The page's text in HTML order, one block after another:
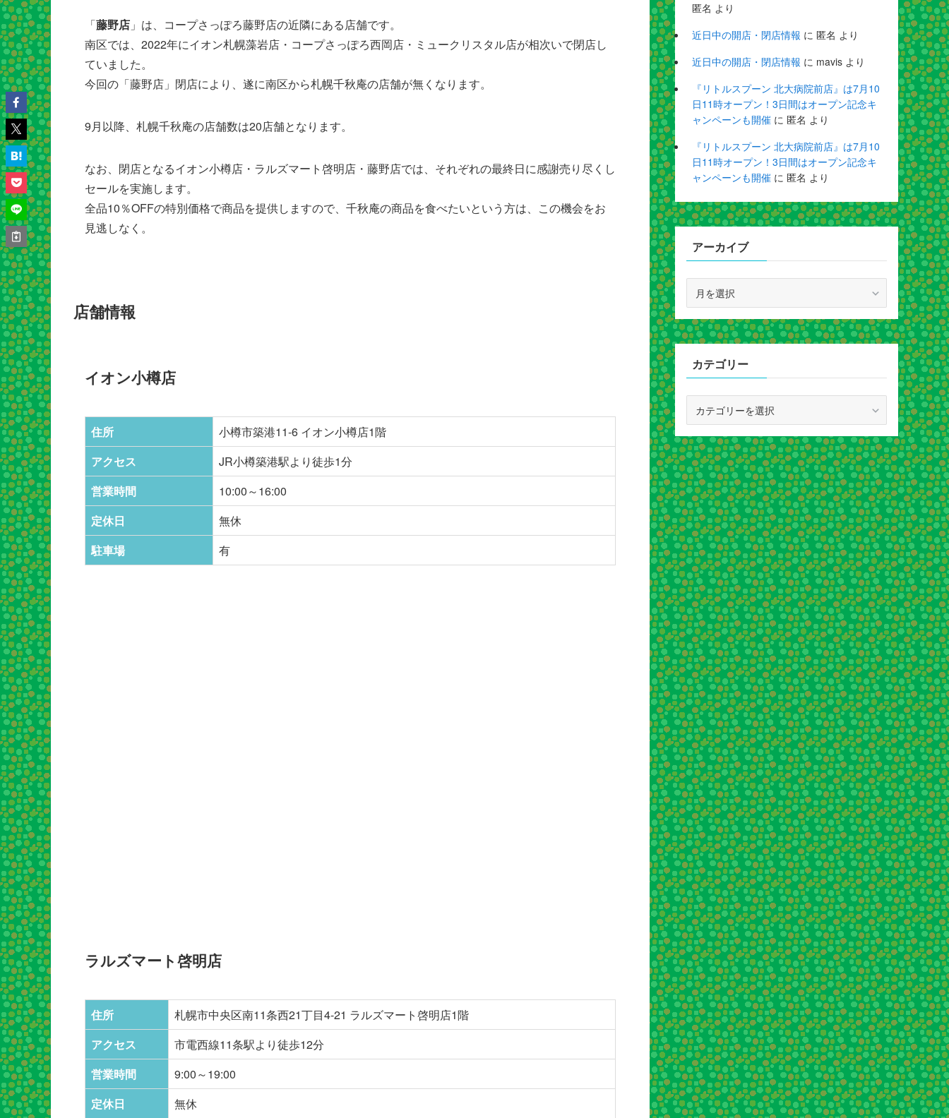
「藤野店 」は、コープさっぽろ藤野店の近隣にある店舗です。
南区では、2022年にイオン札幌藻岩店・コープさっぽろ西岡店・ミュークリスタル店が相次いで閉店し
ていました。
今回の「藤野店」閉店により、遂に南区から札幌千秋庵の店舗が無くなります。
9月以降、札幌千秋庵の店舗数は20店舗となります。
なお、閉店となるイオン小樽店・ラルズマート啓明店・藤野店では、それぞれの最終日に感謝売り尽くし
セールを実施します。
全品10％OFFの特別価格で商品を提供しますので、千秋庵の商品を食べたいという方は、この機会をお
見逃しなく。
店舗情報
イオン小樽店
住所
小樽市築港11-6 イオン小樽店1階
アクセス
JR小樽築港駅より徒歩1分
営業時間
10:00～16:00
定休日
無休
駐車場
有
ラルズマート啓明店
住所
札幌市中央区南11条西21丁目4-21 ラルズマート啓明店1階
アクセス
市電西線11条駅より徒歩12分
営業時間
9:00～19:00
定休日
無休
匿名 より
近日中の開店・閉店情報 に 匿名 より
近日中の開店・閉店情報 に mavis より
『リトルスプーン 北大病院前店』は7月10
日11時オープン！3日間はオープン記念キ
ャンペーンも開催 に 匿名 より
『リトルスプーン 北大病院前店』は7月10
日11時オープン！3日間はオープン記念キ
ャンペーンも開催 に 匿名 より
アーカイブ
カ
イ
ブ
カテゴリー
ゴ
リ
ー